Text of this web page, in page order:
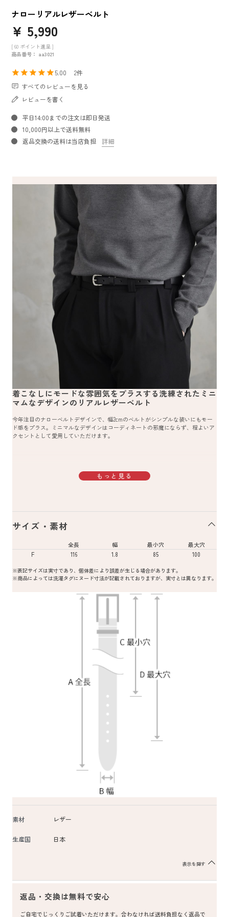
ナローリアルレザーベルト
¥ 5,990
[ 60 ポイント進呈 ]
商品番号
aa3021
5.00
2
すべてのレビューを見る
レビューを書く
平日14:00までの注文は即日発送
10,000円以上で送料無料
返品交換の送料は当店負担
詳細
着こなしにモードな雰囲気をプラスする洗練されたミニ
マムなデザインのリアルレザーベルト
今年注目のナローベルトデザインで、幅2cmのベルトがシンプルな装いにもモー
ド感をプラス。ミニマルなデザインはコーディネートの邪魔にならず、程よいア
クセントとして愛用していただけます。
もっと見る
サイズ・素材
全長 幅 最小穴
最大穴
F
116 1.8 85 100
※表記サイズは実寸であり、個体差により誤差が生じる場合があります。
※商品によっては洗濯タグにヌード寸法が記載されておりますが、実寸とは異なります。
素材 レザー
生産国 日本
表示を隠す
返品・交換は無料で安心
ご自宅でじっくりご試着いただけます。合わなければ送料負担なく返品で